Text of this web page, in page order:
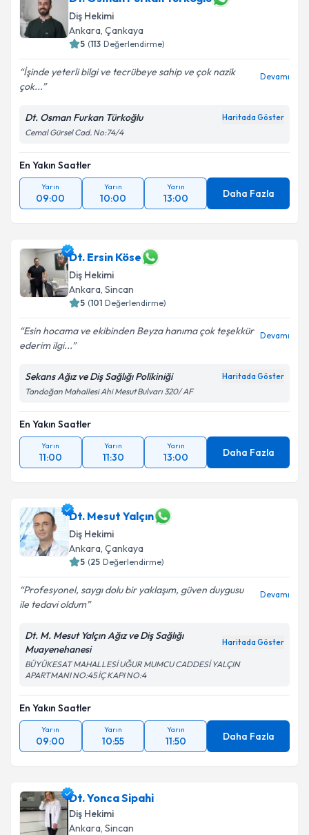
Diş Hekimi
Ankara, Çankaya
5 (113 Değerlendirme)
İşinde yeterli bilgi ve tecrübeye sahip ve çok nazik
çok...
Devamı
Dt. Osman Furkan Türkoğlu Haritada Göster
Cemal Gürsel Cad. No:74/4
En Yakın Saatler
Yarın
09:00
Yarın
10:00
Yarın
13:00 Daha Fazla
Dt. Ersin Köse
Diş Hekimi
Ankara, Sincan
5 (101 Değerlendirme)
Esin hocama ve ekibinden Beyza hanıma çok teşekkür
ederim ilgi...
Devamı
Sekans Ağız ve Diş Sağlığı Polikiniği Haritada Göster
Tandoğan Mahallesi Ahi Mesut Bulvarı 320/ AF
En Yakın Saatler
Yarın
11:00
Yarın
11:30
Yarın
13:00 Daha Fazla
Dt. Mesut Yalçın
Diş Hekimi
Ankara, Çankaya
5 (25 Değerlendirme)
Profesyonel, saygı dolu bir yaklaşım, güven duygusu
ile tedavi oldum
Devamı
Dt. M. Mesut Yalçın Ağız ve Diş Sağlığı
Muayenehanesi
Haritada Göster
BÜYÜKESAT MAHALLESİ UĞUR MUMCU CADDESİ YALÇIN
APARTMANI NO:45 İÇ KAPI NO:4
En Yakın Saatler
Yarın
09:00
Yarın
10:55
Yarın
11:50 Daha Fazla
Dt. Yonca Sipahi
Diş Hekimi
Ankara, Sincan